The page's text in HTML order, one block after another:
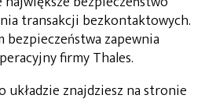
transakcji bezkontaktowych.
zapewnia
firmy Thales.
znajdziesz na stronie